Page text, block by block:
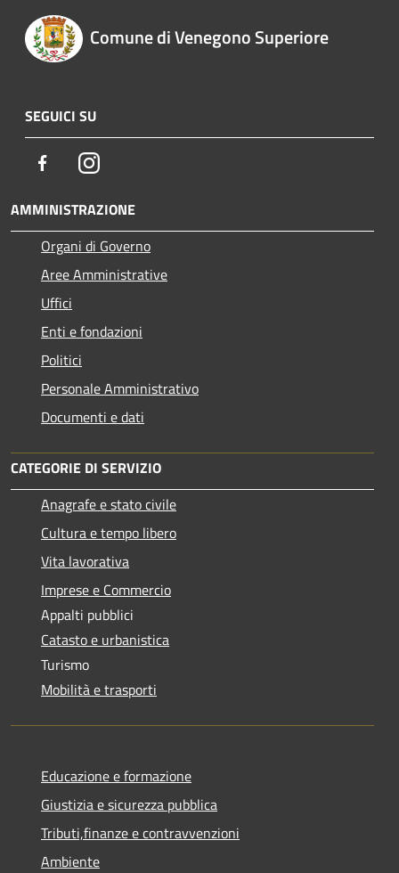
Comune di Venegono Superiore
SEGUICI SU
FacebookInstagram
AMMINISTRAZIONE
Organi di Governo
Aree Amministrative
Uffici
Enti e fondazioni
Politici
Personale Amministrativo
Documenti e dati
CATEGORIE DI SERVIZIO
Anagrafe e stato civile
Cultura e tempo libero
Vita lavorativa
Imprese e Commercio
Appalti pubblici
Catasto e urbanistica
Turismo
Mobilità e trasporti
Educazione e formazione
Giustizia e sicurezza pubblica
Tributi,finanze e contravvenzioni
Ambiente